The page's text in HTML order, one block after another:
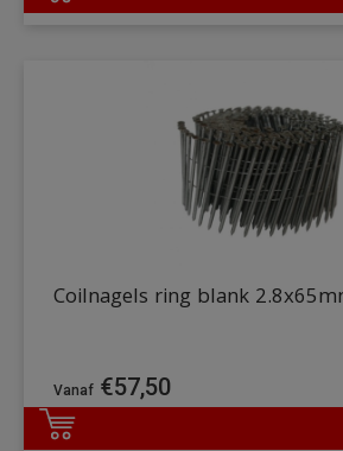
Coilnagels ring blank
€57,50